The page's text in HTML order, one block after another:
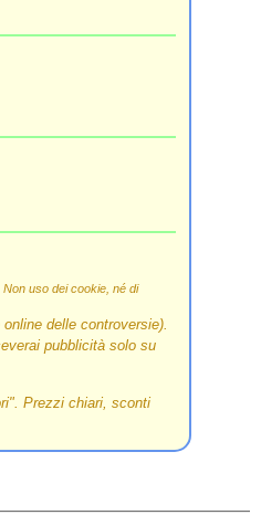
uso dei cookie, né di
delle controversie).
pubblicità solo su
Prezzi chiari, sconti